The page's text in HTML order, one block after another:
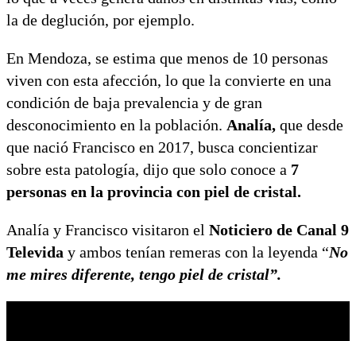
la de deglución, por ejemplo.
En Mendoza, se estima que menos de 10 personas
viven con esta afección, lo que la convierte en una
condición de baja prevalencia y de gran
desconocimiento en la población. Analía, que desde
que nació Francisco en 2017, busca concientizar
sobre esta patología, dijo que solo conoce a 7
personas en la provincia con piel de cristal.
Analía y Francisco visitaron el Noticiero de Canal 9
Televida y ambos tenían remeras con la leyenda “No
me mires diferente, tengo piel de cristal”.